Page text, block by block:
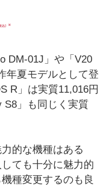
DM-01J」や「V20
年夏モデルとして登
R」は実質11,016円
S8」も同じく実質
的な機種はある
ても十分に魅力的
種変更するのも良